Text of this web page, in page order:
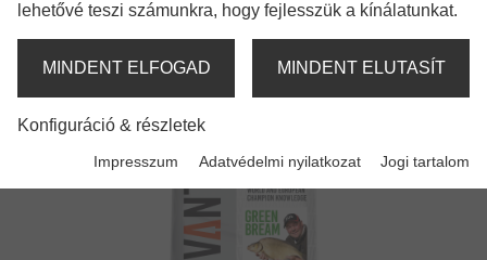
Aprócikkek
lehetővé teszi számunkra, hogy fejlesszük a kínálatunkat.
MINDENT ELFOGAD MINDENT ELUTASÍT
Konfiguráció & részletek
Impresszum Adatvédelmi nyilatkozat Jogi tartalom